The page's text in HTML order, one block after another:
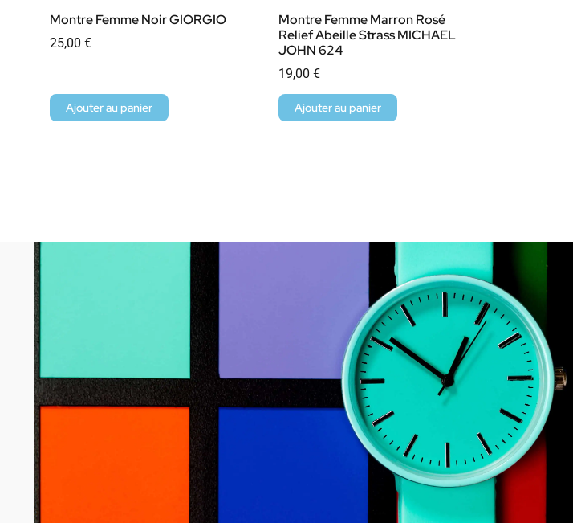
Montre Femme Noir GIORGIO
25,00 €
Ajouter au panier
Montre Femme Marron Rosé
Relief Abeille Strass MICHAEL
JOHN 624
19,00 €
Ajouter au panier